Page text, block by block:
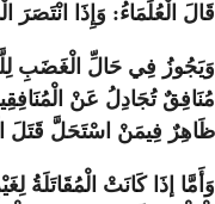
قَالَ الْعُلَمَاءُ: وَإِذَا
وَيَجُوزُ فِي حَالِّ الْغَضَبِ
مُنَافِقٌ تُجَادِلُ عَنْ
ظَاهِرٌ فِيمَنْ اسْتَحَلَّ قَتَلَ
وَأَمَّا إذَا كَانَتْ